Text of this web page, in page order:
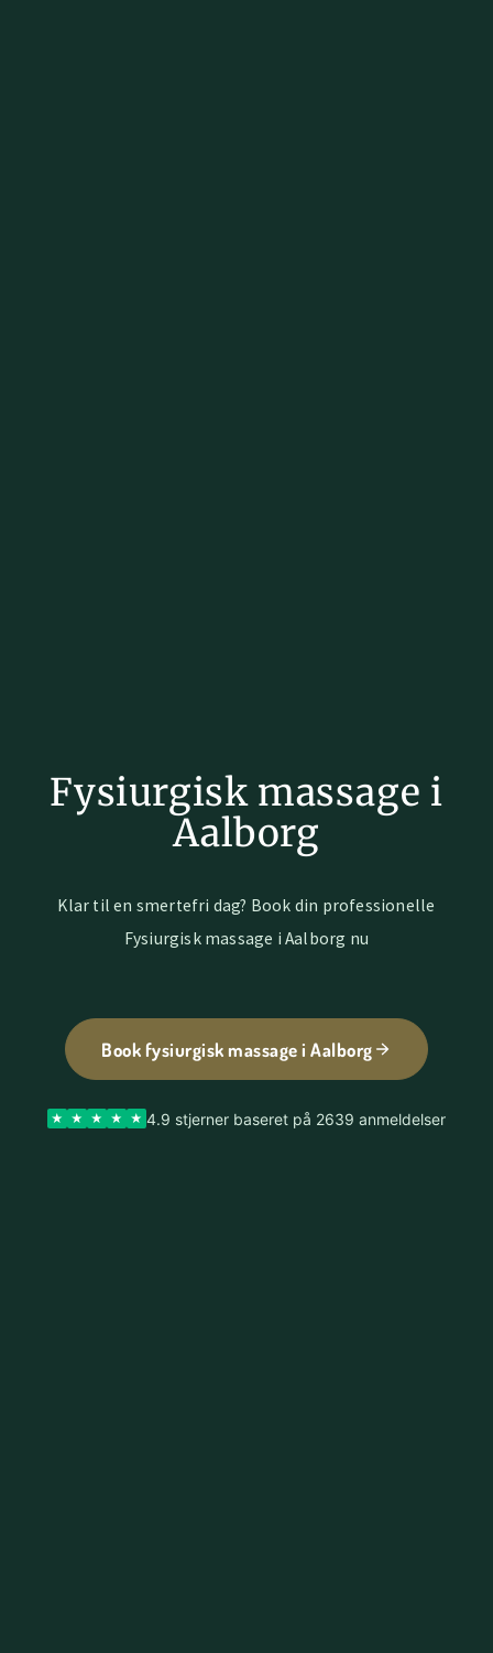
Fysiurgisk massage i
Aalborg
Klar til en smertefri dag? Book din professionelle
Fysiurgisk massage i Aalborg nu
Book fysiurgisk massage i Aalborg
4.9 stjerner baseret på 2639 anmeldelser